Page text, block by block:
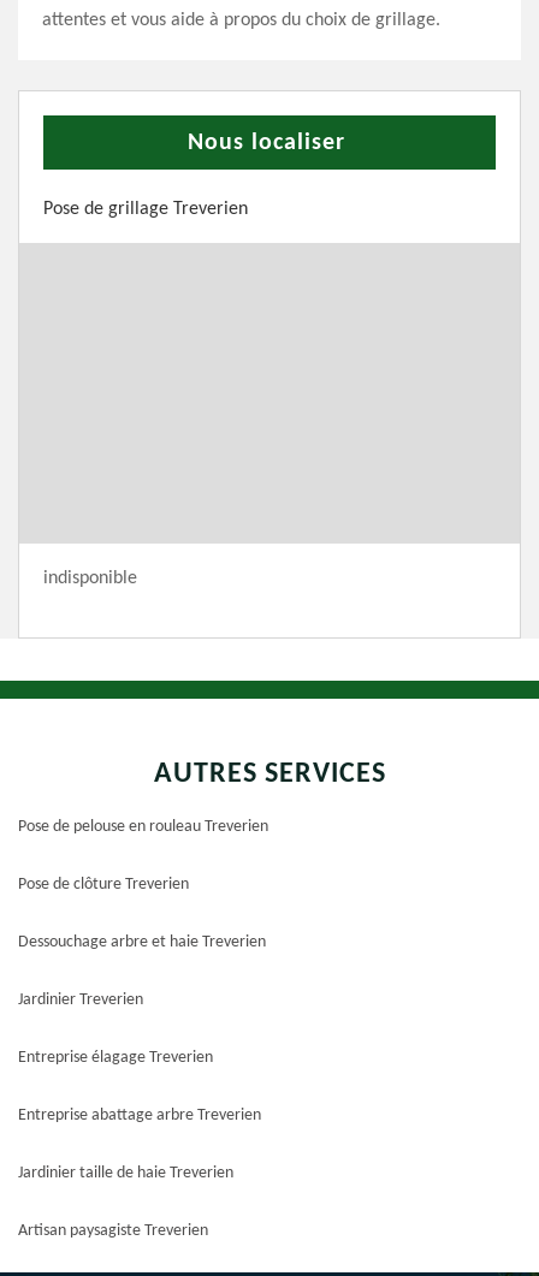
attentes et vous aide à propos du choix de grillage.
Nous localiser
Pose de grillage Treverien
indisponible
AUTRES SERVICES
Pose de pelouse en rouleau Treverien
Pose de clôture Treverien
Dessouchage arbre et haie Treverien
Jardinier Treverien
Entreprise élagage Treverien
Entreprise abattage arbre Treverien
Jardinier taille de haie Treverien
Artisan paysagiste Treverien